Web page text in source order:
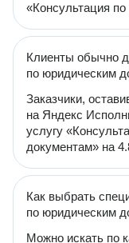
«Консультация
Клиенты обычно
по юридическим
Заказчики,
на Яндекс
услугу
документам» на
Как выбрать
по юридическим
Можно искать по